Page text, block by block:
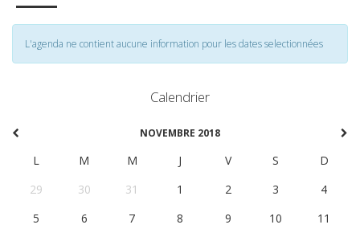
L'agenda ne contient aucune information pour les dates selectionnées
Calendrier
NOVEMBRE 2018
L M M J V S
D
29
30 31 1 2 3
4
5
6 7 8 9 10
11